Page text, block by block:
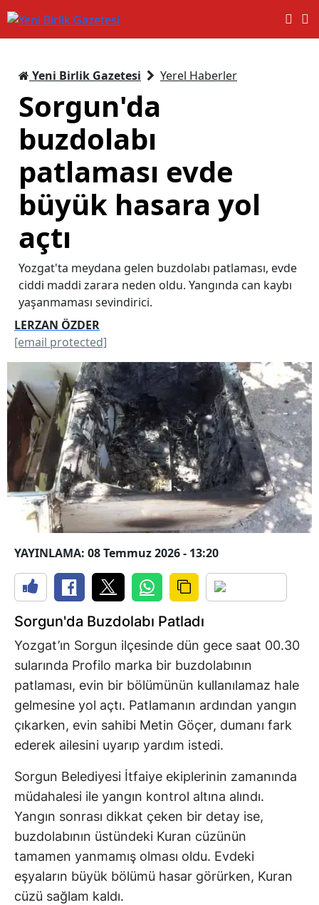
Yeni Birlik Gazetesi Yerel Haberler
Sorgun'da
buzdolabı
patlaması evde
büyük hasara yol
açtı
Yozgat'ta meydana gelen buzdolabı patlaması, evde
ciddi maddi zarara neden oldu. Yangında can kaybı
yaşanmaması sevindirici.
LERZAN ÖZDER
[email protected]
YAYINLAMA: 08 Temmuz 2026 - 13:20
Sorgun'da Buzdolabı Patladı
Yozgat’ın Sorgun ilçesinde dün gece saat 00.30
sularında Profilo marka bir buzdolabının
patlaması, evin bir bölümünün kullanılamaz hale
gelmesine yol açtı. Patlamanın ardından yangın
çıkarken, evin sahibi Metin Göçer, dumanı fark
ederek ailesini uyarıp yardım istedi.
Sorgun Belediyesi İtfaiye ekiplerinin zamanında
müdahalesi ile yangın kontrol altına alındı.
Yangın sonrası dikkat çeken bir detay ise,
buzdolabının üstündeki Kuran cüzünün
tamamen yanmamış olması oldu. Evdeki
eşyaların büyük bölümü hasar görürken, Kuran
cüzü sağlam kaldı.